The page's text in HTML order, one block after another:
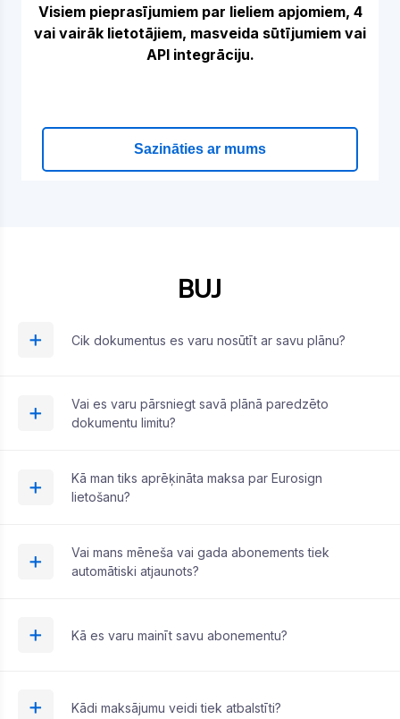
Visiem pieprasījumiem par lieliem apjomiem, 4
vai vairāk lietotājiem, masveida sūtījumiem vai
API integrāciju.
Sazināties ar mums
BUJ
Cik dokumentus es varu nosūtīt ar savu plānu?
Vai es varu pārsniegt savā plānā paredzēto
dokumentu limitu?
Kā man tiks aprēķināta maksa par Eurosign
lietošanu?
Vai mans mēneša vai gada abonements tiek
automātiski atjaunots?
Kā es varu mainīt savu abonementu?
Kādi maksājumu veidi tiek atbalstīti?